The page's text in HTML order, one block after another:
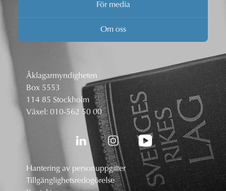
För media
Om oss
Åklagarmyndigheten
Box 5553
114 85 Stockholm
Växel: 010-562 50 00
Hantering av personuppgifter
Tillgänglighetsredogörelse